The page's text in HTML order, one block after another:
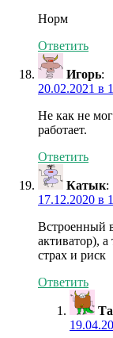
Норм
Ответить
Игорь:
20.02.2021 в
Не как не
работает.
Ответить
Катык:
17.12.2020 в
Встроенный
активатор),
страх и риск
Ответить